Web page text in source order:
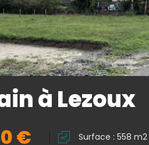
à Lezoux
€ Surface : 558 m2